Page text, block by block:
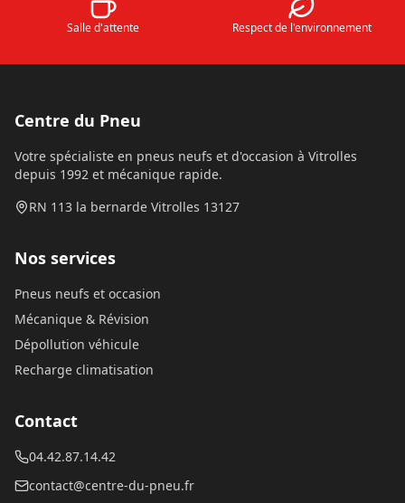
Salle d'attente Respect de l'environnement
Centre du Pneu
Votre spécialiste en pneus neufs et d'occasion à Vitrolles
depuis 1992 et mécanique rapide.
RN 113 la bernarde Vitrolles 13127
Nos services
Pneus neufs et occasion
Mécanique & Révision
Dépollution véhicule
Recharge climatisation
Contact
04.42.87.14.42
contact@centre-du-pneu.fr